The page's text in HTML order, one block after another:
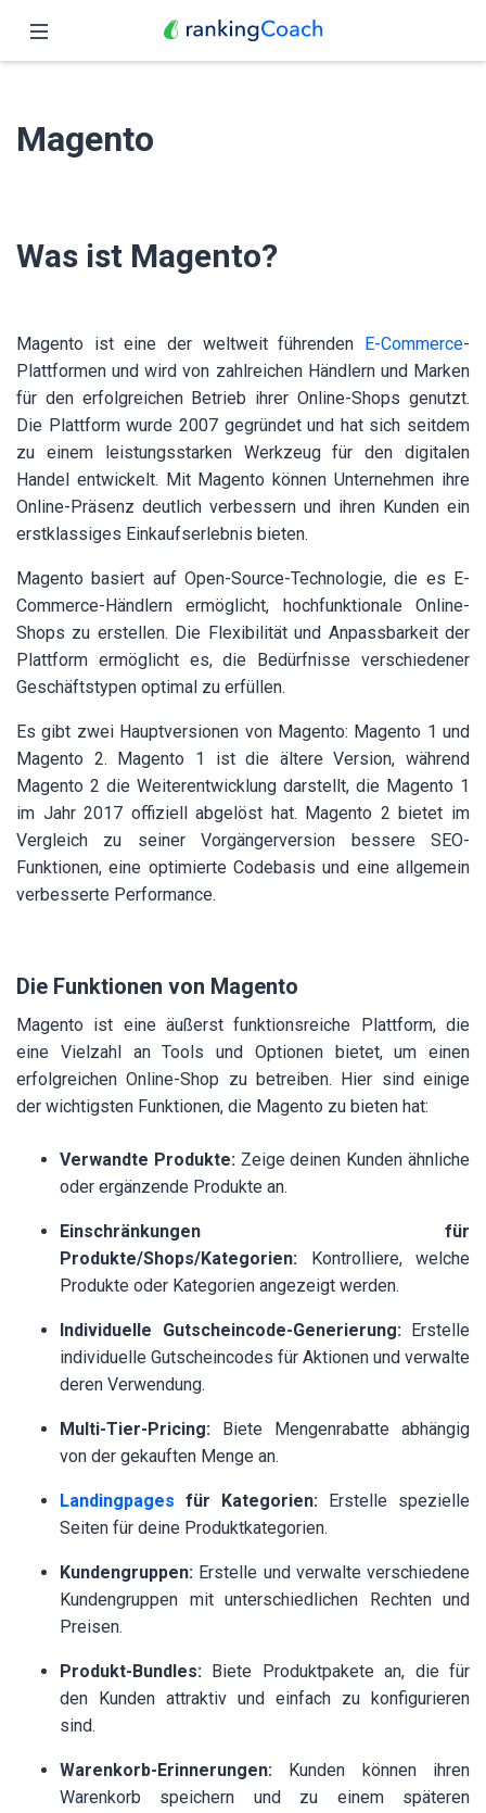
Funktionen
Partner
Deutsch
Magento
Was ist Magento?
Magento ist eine der weltweit führenden E-Commerce-
Plattformen und wird von zahlreichen Händlern und Marken
für den erfolgreichen Betrieb ihrer Online-Shops genutzt.
Die Plattform wurde 2007 gegründet und hat sich seitdem
zu einem leistungsstarken Werkzeug für den digitalen
Handel entwickelt. Mit Magento können Unternehmen ihre
Online-Präsenz deutlich verbessern und ihren Kunden ein
erstklassiges Einkaufserlebnis bieten.
Magento basiert auf Open-Source-Technologie, die es E-
Commerce-Händlern ermöglicht, hochfunktionale Online-
Shops zu erstellen. Die Flexibilität und Anpassbarkeit der
Plattform ermöglicht es, die Bedürfnisse verschiedener
Geschäftstypen optimal zu erfüllen.
Es gibt zwei Hauptversionen von Magento: Magento 1 und
Magento 2. Magento 1 ist die ältere Version, während
Magento 2 die Weiterentwicklung darstellt, die Magento 1
im Jahr 2017 offiziell abgelöst hat. Magento 2 bietet im
Vergleich zu seiner Vorgängerversion bessere SEO-
Funktionen, eine optimierte Codebasis und eine allgemein
verbesserte Performance.
Die Funktionen von Magento
Magento ist eine äußerst funktionsreiche Plattform, die
eine Vielzahl an Tools und Optionen bietet, um einen
erfolgreichen Online-Shop zu betreiben. Hier sind einige
der wichtigsten Funktionen, die Magento zu bieten hat:
Verwandte Produkte:Zeige deinen Kunden ähnliche
oder ergänzende Produkte an.
Einschränkungen für
Produkte/Shops/Kategorien: Kontrolliere, welche
Produkte oder Kategorien angezeigt werden.
Individuelle Gutscheincode-Generierung: Erstelle
individuelle Gutscheincodes für Aktionen und verwalte
deren Verwendung.
Multi-Tier-Pricing: Biete Mengenrabatte abhängig
von der gekauften Menge an.
Landingpages für Kategorien: Erstelle spezielle
Seiten für deine Produktkategorien.
Kundengruppen: Erstelle und verwalte verschiedene
Kundengruppen mit unterschiedlichen Rechten und
Preisen.
Produkt-Bundles: Biete Produktpakete an, die für
den Kunden attraktiv und einfach zu konfigurieren
sind.
Warenkorb-Erinnerungen: Kunden können ihren
Warenkorb speichern und zu einem späteren